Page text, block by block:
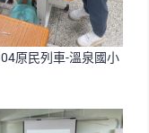
原民列車-溫泉國小